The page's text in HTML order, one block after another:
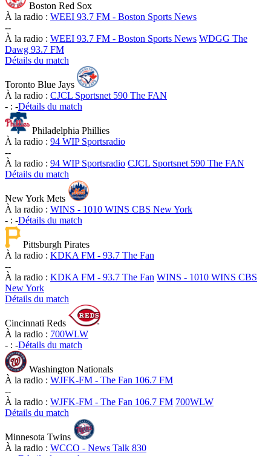
Boston Red Sox
À la radio : WEEI 93.7 FM - Boston Sports News
--
À la radio : WEEI 93.7 FM - Boston Sports News WDGG The
Dawg 93.7 FM
Détails du match
Toronto Blue Jays
À la radio : CJCL Sportsnet 590 The FAN
- : -Détails du match
Philadelphia Phillies
À la radio : 94 WIP Sportsradio
--
À la radio : 94 WIP Sportsradio CJCL Sportsnet 590 The FAN
Détails du match
New York Mets
À la radio : WINS - 1010 WINS CBS New York
- : -Détails du match
Pittsburgh Pirates
À la radio : KDKA FM - 93.7 The Fan
--
À la radio : KDKA FM - 93.7 The Fan WINS - 1010 WINS CBS
New York
Détails du match
Cincinnati Reds
À la radio : 700WLW
- : -Détails du match
Washington Nationals
À la radio : WJFK-FM - The Fan 106.7 FM
--
À la radio : WJFK-FM - The Fan 106.7 FM 700WLW
Détails du match
Minnesota Twins
À la radio : WCCO - News Talk 830